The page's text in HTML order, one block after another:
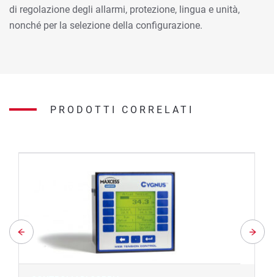
di regolazione degli allarmi, protezione, lingua e unità,
nonché per la selezione della configurazione.
PRODOTTI CORRELATI